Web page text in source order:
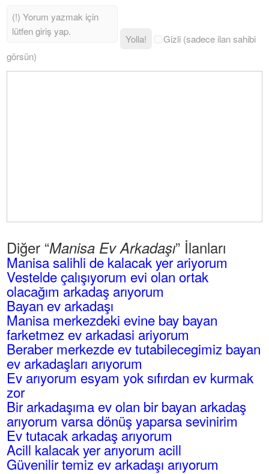
Yolla!
Gizli (sadece ilan sahibi
görsün)
Diğer “Manisa Ev Arkadaşı” İlanları
Manisa salihli de kalacak yer ariyorum
Vestelde çalışıyorum evi olan ortak
olacağım arkadaş arıyorum
Bayan ev arkadaşı
Manisa merkezdeki evine bay bayan
farketmez ev arkadasi ariyorum
Beraber merkezde ev tutabilecegimiz bayan
ev arkadaşları arıyorum
Ev arıyorum esyam yok sıfırdan ev kurmak
zor
Bir arkadaşıma ev olan bir bayan arkadaş
arıyorum varsa dönüş yaparsa sevinirim
Ev tutacak arkadaş arıyorum
Acill kalacak yer arıyorum acill
Güvenilir temiz ev arkadaşı arıyorum